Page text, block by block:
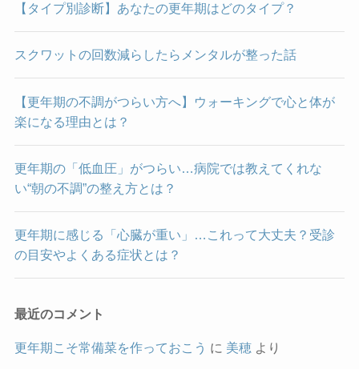
【タイプ別診断】あなたの更年期はどのタイプ？
スクワットの回数減らしたらメンタルが整った話
【更年期の不調がつらい方へ】ウォーキングで心と体が
楽になる理由とは？
更年期の「低血圧」がつらい…病院では教えてくれな
い“朝の不調”の整え方とは？
更年期に感じる「心臓が重い」…これって大丈夫？受診
の目安やよくある症状とは？
最近のコメント
更年期こそ常備菜を作っておこう に 美穂より